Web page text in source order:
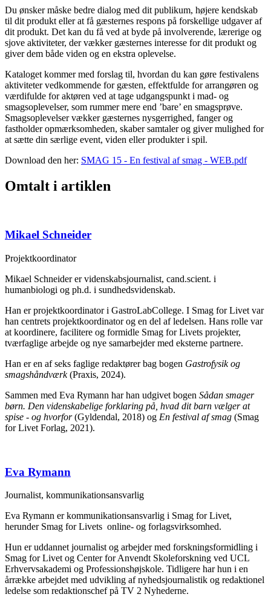
Du ønsker måske bedre dialog med dit publikum, højere kendskab
til dit produkt eller at få gæsternes respons på forskellige udgaver af
dit produkt. Det kan du få ved at byde på involverende, lærerige og
sjove aktiviteter, der vækker gæsternes interesse for dit produkt og
giver dem både viden og en ekstra oplevelse.
Kataloget kommer med forslag til, hvordan du kan gøre festivalens
aktiviteter vedkommende for gæsten, effektfulde for arrangøren og
værdifulde for aktøren ved at tage udgangspunkt i mad- og
smagsoplevelser, som rummer mere end ’bare’ en smagsprøve.
Smagsoplevelser vækker gæsternes nysgerrighed, fanger og
fastholder opmærksomheden, skaber samtaler og giver mulighed for
at sætte din særlige event, viden eller produkter i spil.
Download den her: SMAG 15 - En festival af smag - WEB.pdf
Omtalt i artiklen
Mikael Schneider
Projektkoordinator
Mikael Schneider er videnskabsjournalist, cand.scient. i
humanbiologi og ph.d. i sundhedsvidenskab.
Han er projektkoordinator i GastroLabCollege. I Smag for Livet var
han centrets projektkoordinator og en del af ledelsen. Hans rolle var
at koordinere, facilitere og formidle Smag for Livets projekter,
tværfaglige arbejde og nye samarbejder med eksterne partnere.
Han er en af seks faglige redaktører bag bogen Gastrofysik og
smagshåndværk(Praxis, 2024).
Sammen med Eva Rymann har han udgivet bogen Sådan smager
børn. Den videnskabelige forklaring på, hvad dit barn vælger at
spise - og hvorfor(Gyldendal, 2018) og En festival af smag (Smag
for Livet Forlag, 2021).
Eva Rymann
Journalist, kommunikationsansvarlig
Eva Rymann er kommunikationsansvarlig i Smag for Livet,
herunder Smag for Livets online- og forlagsvirksomhed.
Hun er uddannet journalist og arbejder med forskningsformidling i
Smag for Livet og Center for Anvendt Skoleforskning ved UCL
Erhvervsakademi og Professionshøjskole. Tidligere har hun i en
årrække arbejdet med udvikling af nyhedsjournalistik og redaktionel
ledelse som redaktionschef på TV 2 Nyhederne.